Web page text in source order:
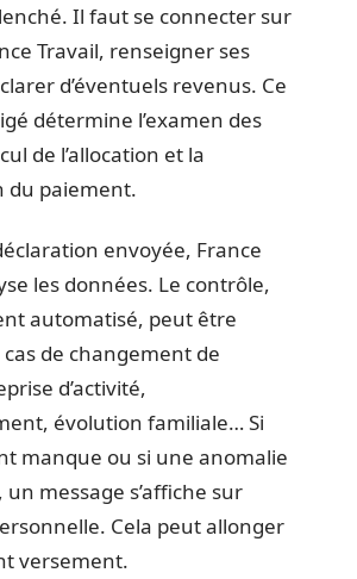
Il faut se connecter sur
Travail, renseigner ses
d’éventuels revenus. Ce
détermine l’examen des
de l’allocation et la
du paiement.
envoyée, France
les données. Le contrôle,
automatisé, peut être
de changement de
d’activité,
évolution familiale… Si
manque ou si une anomalie
message s’affiche sur
Cela peut allonger
versement.